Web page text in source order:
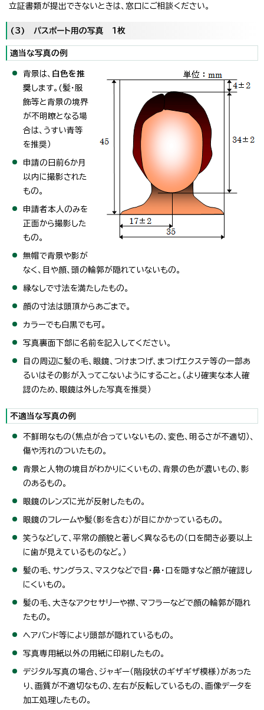
立証書類が提出できないときは、窓口にご相談ください。
(3) パスポート用の写真 1枚
適当な写真の例
背景は、 白色を推
奨します。(髪・服
飾等と背景の境界
が不明瞭となる場
合は、うすい青等
を推奨）
申請の日前6か月
以内に撮影された
もの。
申請者本人のみを
正面から撮影した
もの。
無帽で背景や影が
なく、目や顔、頭の輪郭が隠れていないもの。
縁なしで寸法を満たしたもの。
顔の寸法は頭頂からあごまで。
カラーでも白黒でも可。
写真裏面下部に名前を記入してください。
目の周辺に髪の毛、眼鏡、つけまつげ、まつげエクステ等の一部あ
るいはその影が入ってこないようにすること。（より確実な本人確
認のため、眼鏡は外した写真を推奨）
不適当な写真の例
不鮮明なもの（焦点が合っていないもの、変色、明るさが不適切）、
傷や汚れのついたもの。
背景と人物の境目がわかりにくいもの、背景の色が濃いもの、影
のあるもの。
眼鏡のレンズに光が反射したもの。
眼鏡のフレームや髪（影を含む）が目にかかっているもの。
笑うなどして、平常の顔貌と著しく異なるもの（口を開き必要以上
に歯が見えているものなど。）
髪の毛、サングラス、マスクなどで目・鼻・口を隠すなど顔が確認し
にくいもの。
髪の毛、大きなアクセサリーや襟、マフラーなどで顔の輪郭が隠れ
たもの。
ヘアバンド等により頭部が隠れているもの。
写真専用紙以外の用紙に印刷したもの。
デジタル写真の場合、ジャギー（階段状のギザギザ模様）があった
り、画質が不適切なもの、左右が反転しているもの、画像データを
加工処理したもの。